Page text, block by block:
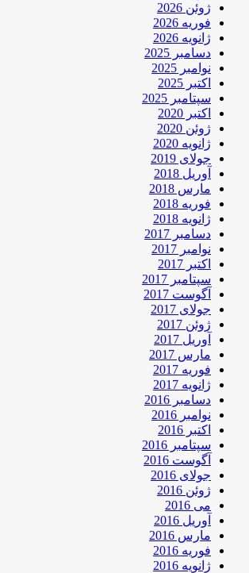
ژوئن 2026
فوریه 2026
ژانویه 2026
دسامبر 2025
نوامبر 2025
اکتبر 2025
سپتامبر 2025
اکتبر 2020
ژوئن 2020
ژانویه 2020
جولای 2019
آوریل 2018
مارس 2018
فوریه 2018
ژانویه 2018
دسامبر 2017
نوامبر 2017
اکتبر 2017
سپتامبر 2017
آگوست 2017
جولای 2017
ژوئن 2017
آوریل 2017
مارس 2017
فوریه 2017
ژانویه 2017
دسامبر 2016
نوامبر 2016
اکتبر 2016
سپتامبر 2016
آگوست 2016
جولای 2016
ژوئن 2016
می 2016
آوریل 2016
مارس 2016
فوریه 2016
ژانویه 2016